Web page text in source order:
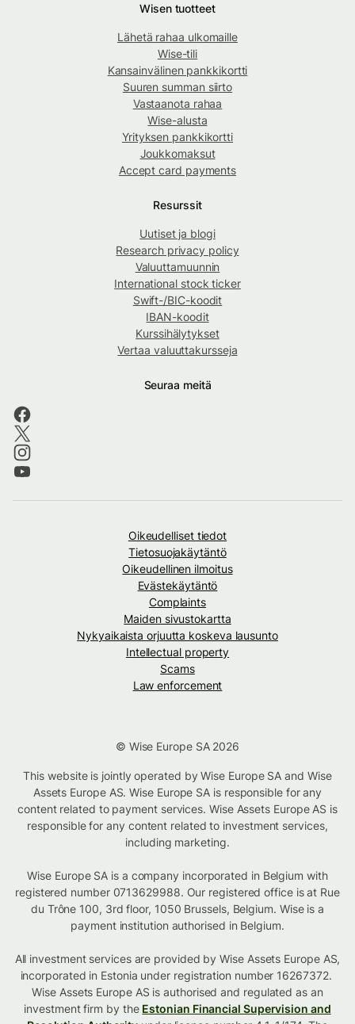
Wisen tuotteet
Lähetä rahaa ulkomaille
Wise-tili
Kansainvälinen pankkikortti
Suuren summan siirto
Vastaanota rahaa
Wise-alusta
Yrityksen pankkikortti
Joukkomaksut
Accept card payments
Resurssit
Uutiset ja blogi
Research privacy policy
Valuuttamuunnin
International stock ticker
Swift-/BIC-koodit
IBAN-koodit
Kurssihälytykset
Vertaa valuuttakursseja
Seuraa meitä
Oikeudelliset tiedot
Tietosuojakäytäntö
Oikeudellinen ilmoitus
Evästekäytäntö
Complaints
Maiden sivustokartta
Nykyaikaista orjuutta koskeva lausunto
Intellectual property
Scams
Law enforcement
© Wise Europe SA 2026
This website is jointly operated by Wise Europe SA and Wise
Assets Europe AS. Wise Europe SA is responsible for any
content related to payment services. Wise Assets Europe AS is
responsible for any content related to investment services,
including marketing.
Wise Europe SA is a company incorporated in Belgium with
registered number 0713629988. Our registered office is at Rue
du Trône 100, 3rd floor, 1050 Brussels, Belgium. Wise is a
payment institution authorised in Belgium.
All investment services are provided by Wise Assets Europe AS,
incorporated in Estonia under registration number 16267372.
Wise Assets Europe AS is authorised and regulated as an
investment firm by the Estonian Financial Supervision and